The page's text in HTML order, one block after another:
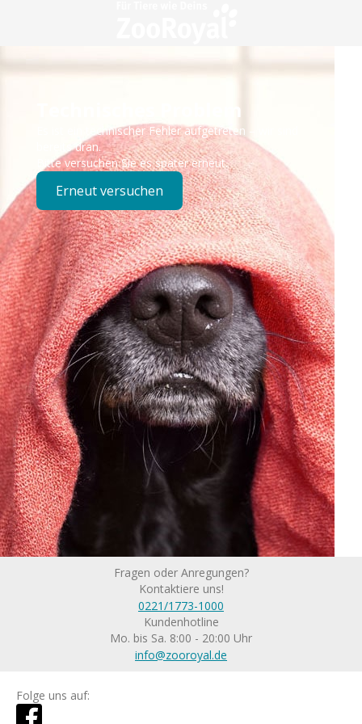
Technisches Problem
Es ist ein technischer Fehler aufgetreten – wir sind
bereits dran.
Bitte versuchen Sie es später erneut.
Erneut versuchen
Fragen oder Anregungen?
Kontaktiere uns!
0221/1773-1000
Kundenhotline
Mo. bis Sa. 8:00 - 20:00 Uhr
info@zooroyal.de
Folge uns auf: